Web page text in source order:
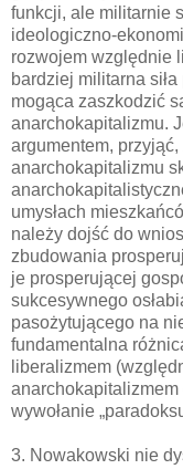
funkcji, ale militarnie
ideologiczno-
rozwojem względnie
bardziej militarna
mogąca zaszkodzić
anarchokapitalizmu.
argumentem,
anarchokapitalizmu
umysłach
należy dojść do
zbudowania
je prosperującej
sukcesywnego
pasożytującego na
fundamentalna
liberalizmem
wywołanie
3. Nowakowski nie